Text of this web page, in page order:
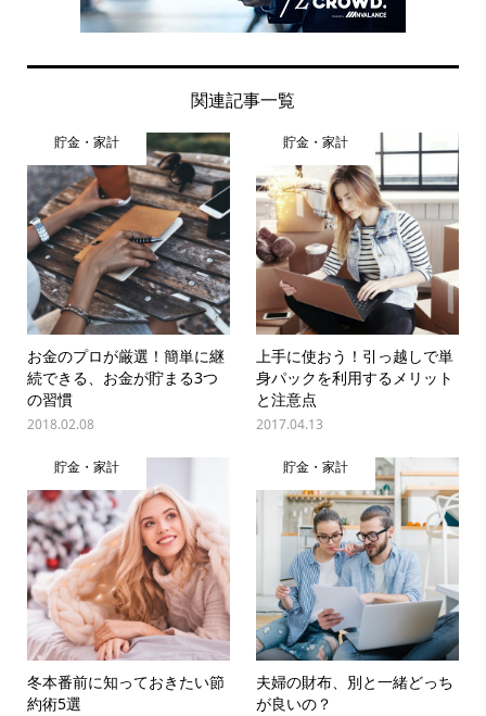
関連記事一覧
貯金・家計
お金のプロが厳選！簡単に継
続できる、お金が貯まる3つ
の習慣
2018.02.08
貯金・家計
上手に使おう！引っ越しで単
身パックを利用するメリット
と注意点
2017.04.13
貯金・家計
冬本番前に知っておきたい節
約術5選
貯金・家計
夫婦の財布、別と一緒どっち
が良いの？